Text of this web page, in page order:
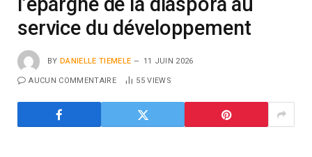
service du développement
BY DANIELLE TIEMELE 11 JUIN 2026
AUCUN COMMENTAIRE 55VIEWS